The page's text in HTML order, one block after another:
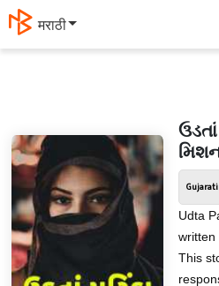
मराठी
Udta
written
This